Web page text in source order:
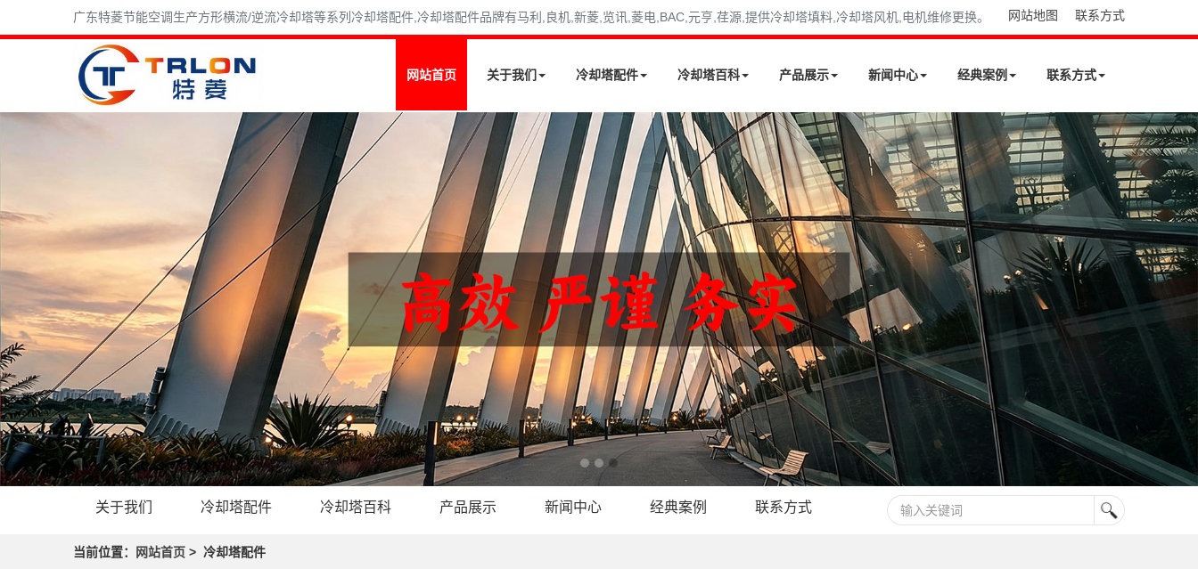
广东特菱节能空调生产方形横流/逆流冷却塔等系列冷却塔配件,冷却塔配件品牌有马利,良机,新菱,览讯,菱电,BAC,元亨,荏源,提供冷却塔填料,冷却塔风机,电机维修更换。 网站地图 联系方式
网站首页 关于我们 冷却塔配件 冷却塔百科 产品展示 新闻中心 经典案例 联系方式
关于我们 冷却塔配件 冷却塔百科 产品展示 新闻中心 经典案例 联系方式
当前位置： 网站首页 > 冷却塔配件